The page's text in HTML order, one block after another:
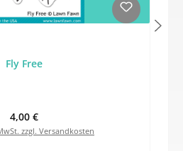
Fly Free
Regulärer Preis:
4,00 €
zzgl. Versandkosten